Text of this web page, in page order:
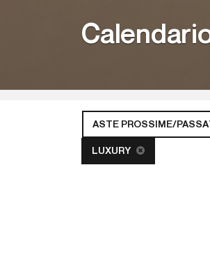
ASTE PROSSIME/
LUXURY